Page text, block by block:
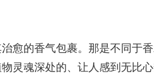
愈的香气包裹。那是不同于
灵魂深处的、让人感到无比心